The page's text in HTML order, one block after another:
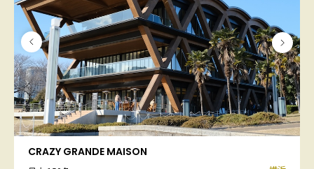
CRAZY GRANDE MAISON